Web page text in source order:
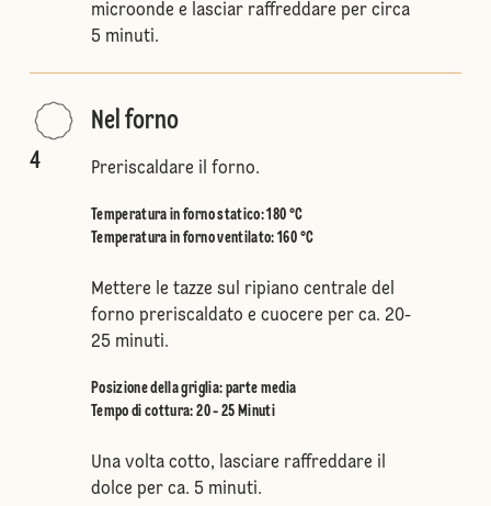
microonde e lasciar raffreddare per circa
5 minuti.
4
Nel forno
Preriscaldare il forno.
Temperatura in forno statico:180 °C
Temperatura in forno ventilato: 160 °C
Mettere le tazze sul ripiano centrale del
forno preriscaldato e cuocere per ca. 20-
25 minuti.
Posizione della griglia: parte media
Tempo di cottura: 20 - 25 Minuti
Una volta cotto, lasciare raffreddare il
dolce per ca. 5 minuti.